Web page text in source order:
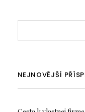
NEJNOVĚJŠÍ